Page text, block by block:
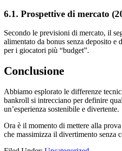
6.1. Prospettive di mercato
Secondo le previsioni di mercato, il
alimentato da bonus senza deposito
per i giocatori più “budget”.
Conclusione
Abbiamo esplorato le differenze
bankroll si intrecciano per definire
un’esperienza sostenibile e divertente.
Ora è il momento di mettere alla
che massimizza il divertimento senza